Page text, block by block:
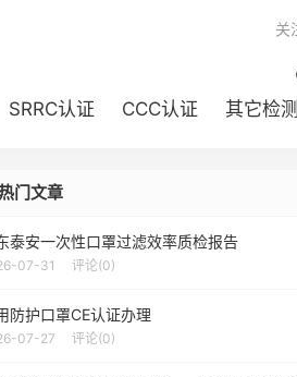
SRRC认证 CCC认证 其它检
关
门文章
泰安一次性口罩过滤效率质检报告
07-31 评论(0)
防护口罩CE认证办理
07-27 评论(0)